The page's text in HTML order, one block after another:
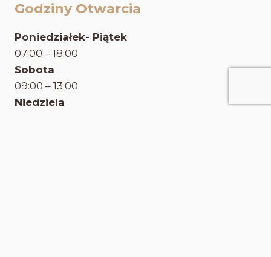
Godziny Otwarcia
Poniedziałek- Piątek
07:00 – 18:00
Sobota
09:00 – 13:00
Niedziela